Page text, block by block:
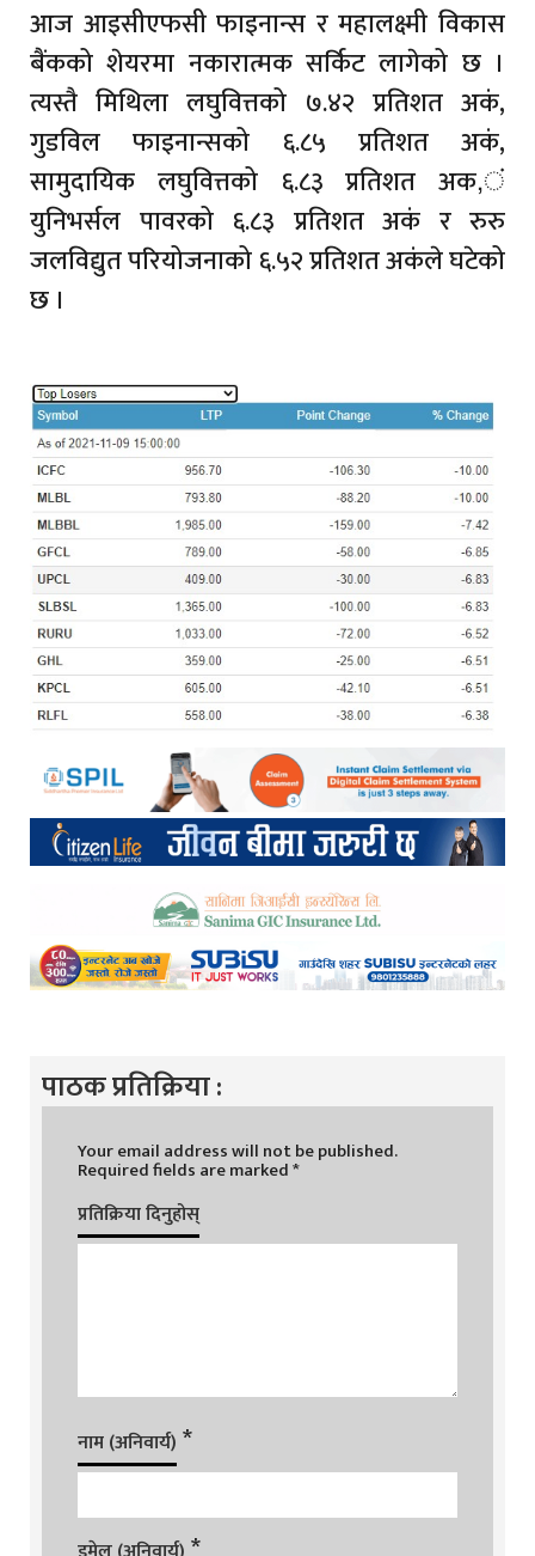
आज आइसीएफसी फाइनान्स र महालक्ष्मी विकास
बैंकको शेयरमा नकारात्मक सर्किट लागेको छ ।
त्यस्तै मिथिला लघुवित्तको ७.४२ प्रतिशत अकं,
गुडविल फाइनान्सको ६.८५ प्रतिशत अकं,
सामुदायिक लघुवित्तको ६.८३ प्रतिशत अक,ं
युनिभर्सल पावरको ६.८३ प्रतिशत अकं र रुरु
जलविद्युत परियोजनाको ६.५२ प्रतिशत अकंले घटेको
छ ।
पाठक प्रतिक्रिया :
Your email address will not be published.
Required fields are marked*
प्रतिक्रिया दिनुहोस्
नाम (अनिवार्य) *